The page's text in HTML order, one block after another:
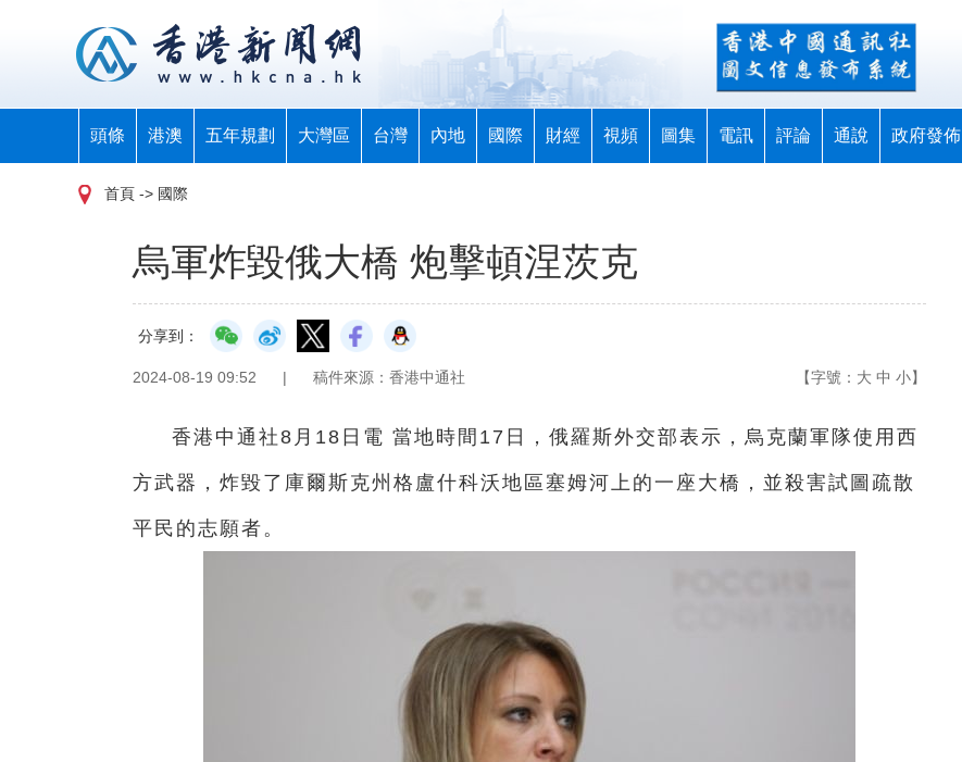
頭條 港澳 五年規劃 大灣區 台灣 內地 國際 財經 視頻 圖集 電訊 評論 通說 政府發佈
首頁 -> 國際
烏軍炸毀俄大橋 炮擊頓涅茨克
分享到：
2024-08-19 09:52 | 稿件來源：香港中通社 【字號： 大 中 小】
香港中通社8月18日電 當地時間17日，俄羅斯外交部表示，烏克蘭軍隊使用西
方武器，炸毀了庫爾斯克州格盧什科沃地區塞姆河上的一座大橋，並殺害試圖疏散
平民的志願者。